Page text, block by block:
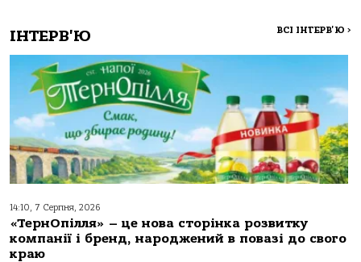
ІНТЕРВ'Ю ВСІ ІНТЕРВ'Ю >
14:10, 7 Серпня, 2026
«ТернОпілля» – це нова сторінка розвитку
компанії і бренд, народжений в повазі до свого
краю